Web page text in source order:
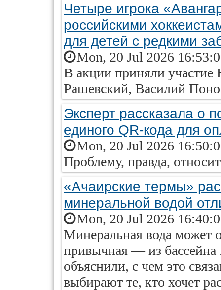
Четыре игрока
российскими
для детей с редкими
Mon, 20 Jul 2026
В акции приняли
Рашевский, Василий
Эксперт рассказала о
единого QR-кода для
Mon, 20 Jul 2026
Проблему, правда,
«Ачаирские термы»
минеральной водой
Mon, 20 Jul 2026
Минеральная вода может
привычная — из
объяснили, с чем это
выбирают те, кто хочет